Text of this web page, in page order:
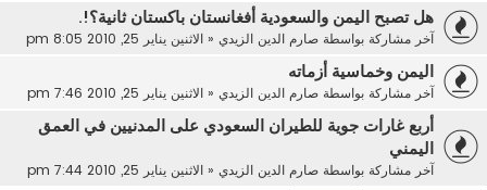
هل تصبح اليمن والسعودية أفغانستان باكستان ثانية؟!.
آخر مشاركة بواسطة صارم الدين الزيدي« الاثنين يناير 25, 2010 8:05 pm
اليمن وخماسية أزماته
آخر مشاركة بواسطة صارم الدين الزيدي« الاثنين يناير 25, 2010 7:46 pm
أربع غارات جوية للطيران السعودي على المدنيين في العمق
اليمني
آخر مشاركة بواسطة صارم الدين الزيدي« الاثنين يناير 25, 2010 7:44 pm